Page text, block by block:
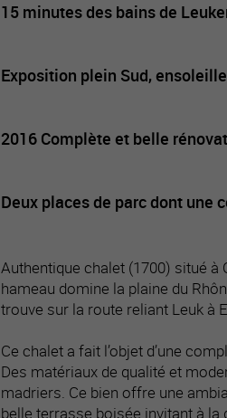
15 minutes des bains de
Exposition plein Sud,
2016 Complète et belle
Deux places de parc dont une
Authentique chalet (1700) situé à
hameau domine la plaine du
trouve sur la route reliant Leuk à
Ce chalet a fait l’objet d’une
Des matériaux de qualité et
madriers. Ce bien offre une
belle terrasse boisée invitant à la